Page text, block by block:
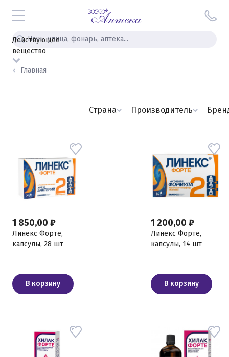
Главная
Действующее
вещество
Страна Производитель
1 850,00 ₽
Линекс Форте,
капсулы, 28 шт
В корзину
1 200,00 ₽
Линекс Форте,
капсулы, 14 шт
В корзину